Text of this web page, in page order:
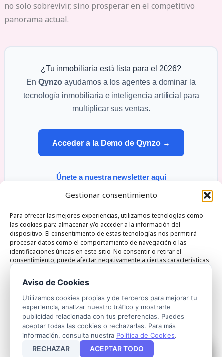
Gestionar consentimiento
Para ofrecer las mejores experiencias, utilizamos tecnologías como
las cookies para almacenar y/o acceder a la información del
dispositivo. El consentimiento de estas tecnologías nos permitirá
procesar datos como el comportamiento de navegación o las
identificaciones únicas en este sitio. No consentir o retirar el
consentimiento, puede afectar negativamente a ciertas características
y funciones.
ACEPTAR
DENEGAR
VER PREFERENCIAS
no solo sobrevivir, sino prosperar en el competitivo
panorama actual.
¿Tu inmobiliaria está lista para el 2026?
En Qynzo ayudamos a los agentes a dominar la
tecnología inmobiliaria e inteligencia artificial para
multiplicar sus ventas.
Acceder a la Demo de Qynzo →
Únete a nuestra newsletter aquí
Qynzo Monte esquinza 30 28010 Madrid Spain |
Phone:+34722821535 | Email: hola@qynzo.com
HABLA CON NUESTRA IA
Asistente IA
Política de PrivacidadPolítica de Cookies Aviso Legal
Acceso a Agentes
© 2026 . Todos los derechos reservados.
Aviso de Cookies
Utilizamos cookies propias y de terceros para mejorar tu
experiencia, analizar nuestro tráfico y mostrarte
publicidad relacionada con tus preferencias. Puedes
aceptar todas las cookies o rechazarlas. Para más
información, consulta nuestra Política de Cookies.
RECHAZAR ACEPTAR TODO